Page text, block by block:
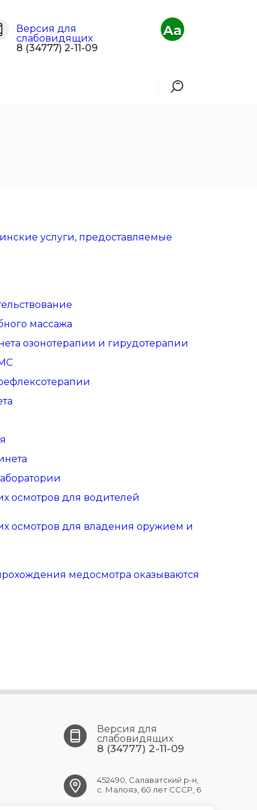
Версия для
слабовидящих
8 (34777) 2-11-09
Aa
услуги, предоставляемые
массажа
озонотерапии и гирудотерапии
осмотров для водителей
осмотров для владения оружием и
медосмотра оказываются
Версия для
слабовидящих
8 (34777) 2-11-09
452490, Салаватский р-н,
с. Малояз, 60 лет СССР, 6